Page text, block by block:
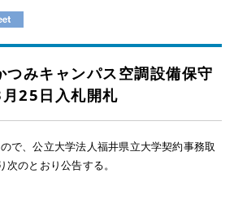
みキャンパス空調設備保守
25日入札開札
で、公立大学法人福井県立大学契約事務取
のとおり公告する。